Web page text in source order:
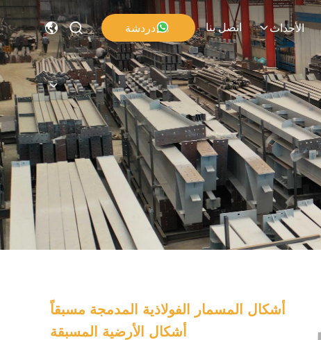
الأحداث اتصل بنا دردشة
أشكال المسمار الفولاذية المدمجة مسبقاً
أشكال الأرضية المسبقة